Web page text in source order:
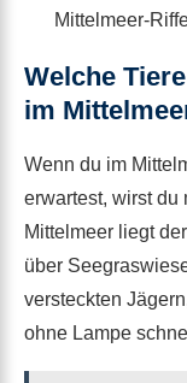
Mittelmeer-
Welche
im
Wenn du im
erwartest, wirst du
Mittelmeer liegt
über
versteckten
ohne Lampe